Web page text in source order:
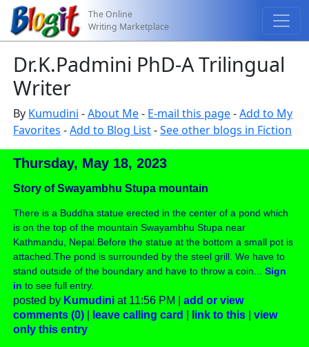
The Online
Writing Marketplace
Dr.K.Padmini PhD-A Trilingual
Writer
By Kumudini -About Me- E-mail this page-Add to My
Favorites -Add to Blog List-See other blogs in Fiction
Thursday, May 18, 2023
Story of Swayambhu Stupa mountain
There is a Buddha statue erected in the center of a pond which
is on the top of the mountain Swayambhu Stupa near
Kathmandu, Nepal.Before the statue at the bottom a small pot is
attached.The pond is surrounded by the steel grill. We have to
stand outside of the boundary and have to throw a coin...Sign
in to see full entry.
posted by Kumudini at 11:56 PM |add or view
comments (0)
leave calling card link to this |view
only this entry